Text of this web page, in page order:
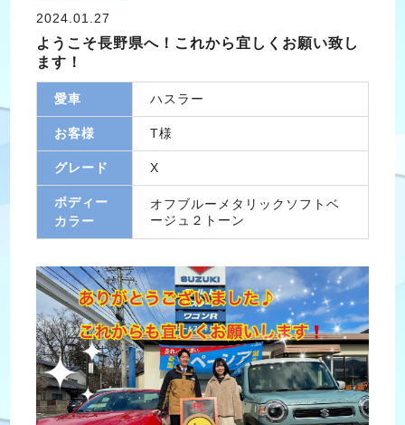
2024.01.27
ようこそ長野県へ！これから宜しくお願い致し
ます！
愛車 ハスラー
お客様 T様
グレード X
ボディー
カラー
オフブルーメタリックソフトベ
ージュ２トーン